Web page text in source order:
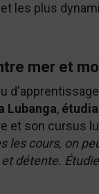
les plus
mer et
Lubanga,
et son cursus
les cours, on
détente.